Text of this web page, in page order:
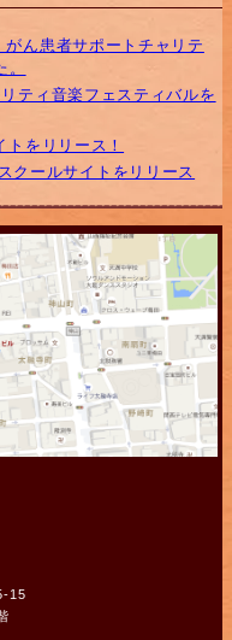
がん患者サポートチャリテ
ティ音楽フェスティバルを
をリリース！
クールサイトをリリース
15